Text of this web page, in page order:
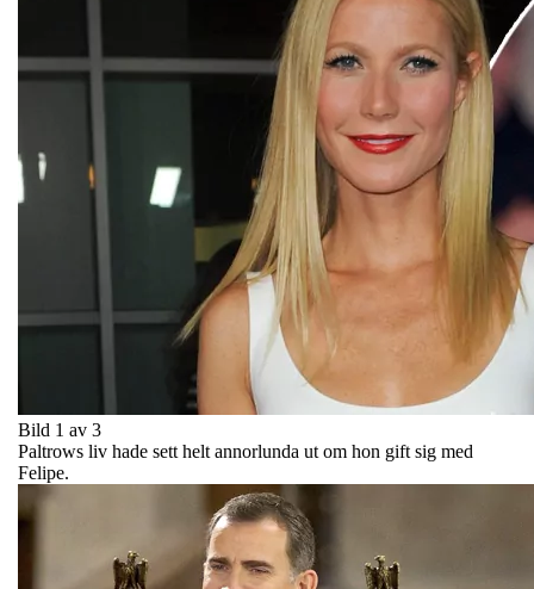
Bild 1 av 3
Paltrows liv hade sett helt annorlunda ut om hon gift sig med
Felipe.